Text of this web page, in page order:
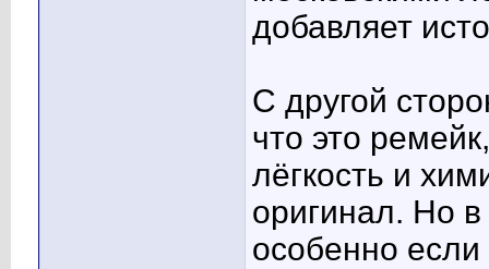
добавляет
С другой
что это
лёгкость и
оригинал. Но
особенно если